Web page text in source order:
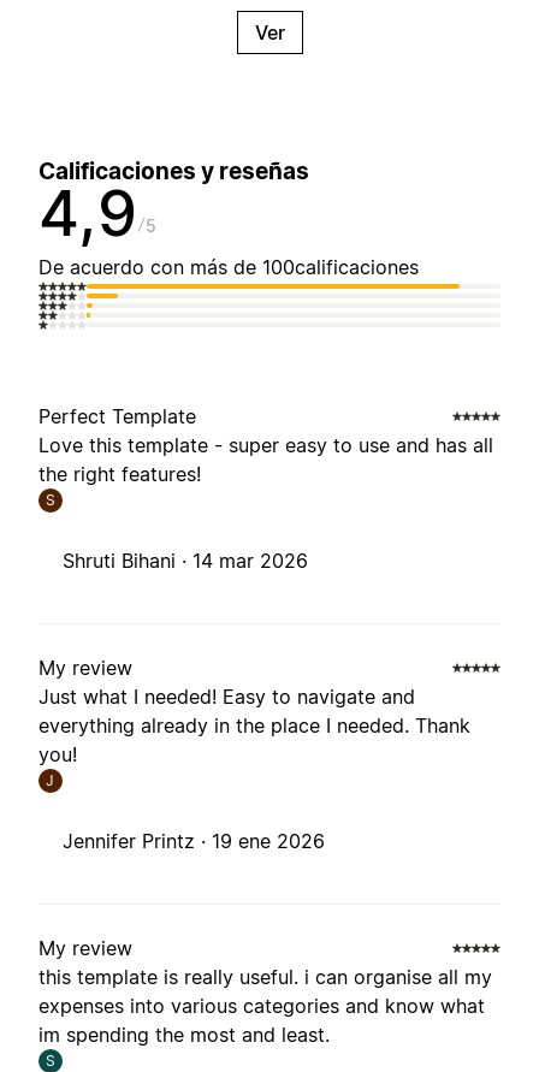
Ver
Calificaciones y reseñas
4,9 5
De acuerdo con más de 100calificaciones
Perfect Template
Love this template - super easy to use and has all
the right features!
S
Shruti Bihani · 14 mar 2026
My review
Just what I needed! Easy to navigate and
everything already in the place I needed. Thank
you!
J
Jennifer Printz · 19 ene 2026
My review
this template is really useful. i can organise all my
expenses into various categories and know what
im spending the most and least.
S